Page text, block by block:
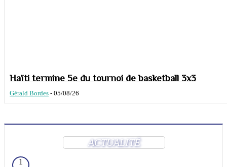
Haïti termine 5e du tournoi de basketball 3x3
Gérald Bordes - 05/08/26
ACTUALITÉ
1